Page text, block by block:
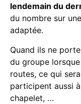
lendemain du
du nombre sur
adaptée.
Quand ils ne
du groupe
routes, ce qui
participent aussi à
chapelet, …